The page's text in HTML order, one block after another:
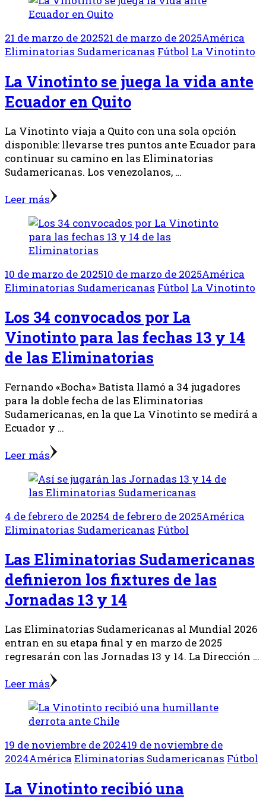
21 de marzo de 202521 de marzo de 2025América
Eliminatorias Sudamericanas Fútbol La Vinotinto
La Vinotinto se juega la vida ante
Ecuador en Quito
La Vinotinto viaja a Quito con una sola opción
disponible: llevarse tres puntos ante Ecuador para
continuar su camino en las Eliminatorias
Sudamericanas. Los venezolanos, …
Leer más
10 de marzo de 202510 de marzo de 2025América
Eliminatorias Sudamericanas Fútbol La Vinotinto
Los 34 convocados por La
Vinotinto para las fechas 13 y 14
de las Eliminatorias
Fernando «Bocha» Batista llamó a 34 jugadores
para la doble fecha de las Eliminatorias
Sudamericanas, en la que La Vinotinto se medirá a
Ecuador y …
Leer más
4 de febrero de 20254 de febrero de 2025América
Eliminatorias Sudamericanas Fútbol
Las Eliminatorias Sudamericanas
definieron los fixtures de las
Jornadas 13 y 14
Las Eliminatorias Sudamericanas al Mundial 2026
entran en su etapa final y en marzo de 2025
regresarán con las Jornadas 13 y 14. La Dirección …
Leer más
19 de noviembre de 202419 de noviembre de
2024América Eliminatorias Sudamericanas Fútbol
La Vinotinto recibió una